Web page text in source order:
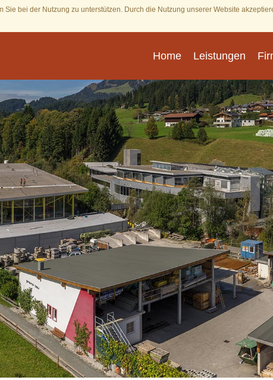
Sie bei der Nutzung zu unterstützen. Durch die Nutzung unserer Website
Home Leistungen